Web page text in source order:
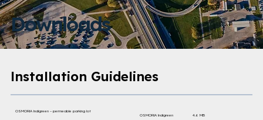
Downloads
Installation Guidelines
OSMORIA Indigreen – permeable parking lot
OSMORIA Indigreen
4.6 MB